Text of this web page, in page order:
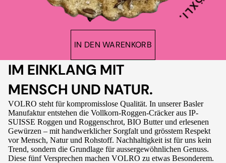
IN DEN WARENKORB
IM EINKLANG MIT
MENSCH UND NATUR.
VOLRO steht für kompromisslose Qualität. In unserer Basler
Manufaktur entstehen die Vollkorn-Roggen-Cräcker aus IP-
SUISSE Roggen und Roggenschrot, BIO Butter und erlesenen
Gewürzen – mit handwerklicher Sorgfalt und grösstem Respekt
vor Mensch, Natur und Rohstoff. Nachhaltigkeit ist für uns kein
Trend, sondern die Grundlage für aussergewöhnlichen Genuss.
Diese fünf Versprechen machen VOLRO zu etwas Besonderem.